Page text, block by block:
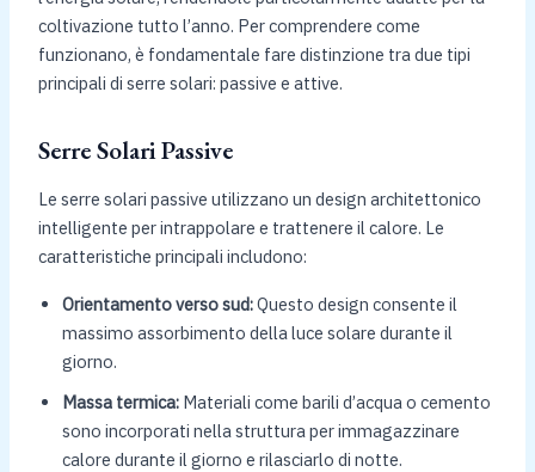
coltivazione tutto l’anno. Per comprendere come
funzionano, è fondamentale fare distinzione tra due tipi
principali di serre solari: passive e attive.
Serre Solari Passive
Le serre solari passive utilizzano un design architettonico
intelligente per intrappolare e trattenere il calore. Le
caratteristiche principali includono:
Orientamento verso sud:Questo design consente il
massimo assorbimento della luce solare durante il
giorno.
Massa termica:Materiali come barili d’acqua o cemento
sono incorporati nella struttura per immagazzinare
calore durante il giorno e rilasciarlo di notte.